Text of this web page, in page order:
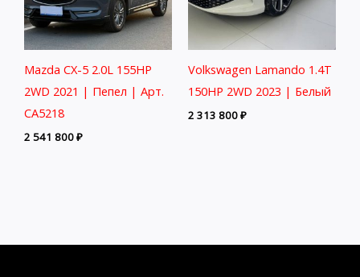
Mazda CX-5 2.0L 155HP
2WD 2021 | Пепел | Арт.
CA5218
2 541 800₽
Volkswagen Lamando 1.4T
150HP 2WD 2023 | Белый
2 313 800₽